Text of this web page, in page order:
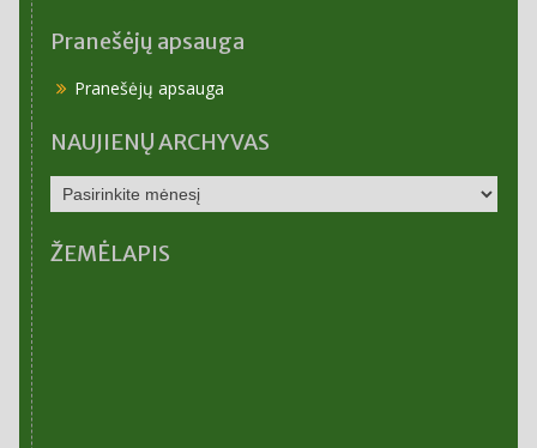
Pranešėjų apsauga
Pranešėjų apsauga
NAUJIENŲ ARCHYVAS
NAUJIENŲ
ARCHYVAS
ŽEMĖLAPIS